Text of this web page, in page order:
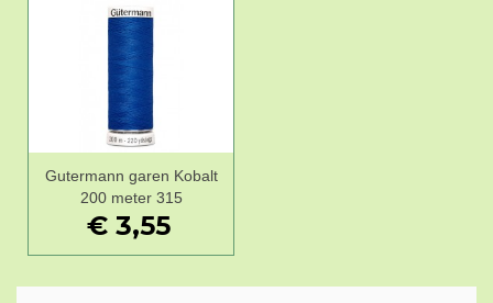
Gutermann garen Kobalt
200 meter 315
€ 3,55